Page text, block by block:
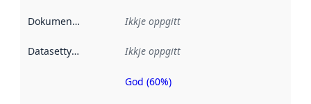
Dokumentasjon Ikkje oppgitt
Datasettype Ikkje oppgitt
Metadatakvalitet
God (60%)